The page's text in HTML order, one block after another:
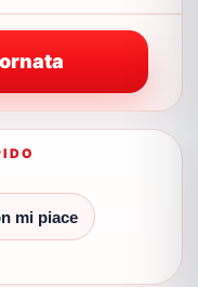
mi piace